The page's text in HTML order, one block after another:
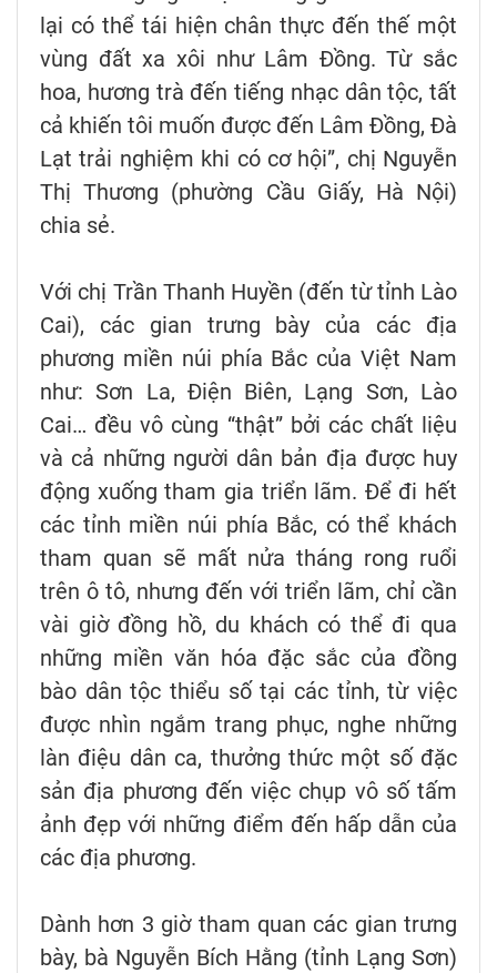
lại có thể tái hiện chân thực đến thế một
vùng đất xa xôi như Lâm Đồng. Từ sắc
hoa, hương trà đến tiếng nhạc dân tộc, tất
cả khiến tôi muốn được đến Lâm Đồng, Đà
Lạt trải nghiệm khi có cơ hội”, chị Nguyễn
Thị Thương (phường Cầu Giấy, Hà Nội)
chia sẻ.
Với chị Trần Thanh Huyền (đến từ tỉnh Lào
Cai), các gian trưng bày của các địa
phương miền núi phía Bắc của Việt Nam
như: Sơn La, Điện Biên, Lạng Sơn, Lào
Cai… đều vô cùng “thật” bởi các chất liệu
và cả những người dân bản địa được huy
động xuống tham gia triển lãm. Để đi hết
các tỉnh miền núi phía Bắc, có thể khách
tham quan sẽ mất nửa tháng rong ruổi
trên ô tô, nhưng đến với triển lãm, chỉ cần
vài giờ đồng hồ, du khách có thể đi qua
những miền văn hóa đặc sắc của đồng
bào dân tộc thiểu số tại các tỉnh, từ việc
được nhìn ngắm trang phục, nghe những
làn điệu dân ca, thưởng thức một số đặc
sản địa phương đến việc chụp vô số tấm
ảnh đẹp với những điểm đến hấp dẫn của
các địa phương.
Dành hơn 3 giờ tham quan các gian trưng
bày, bà Nguyễn Bích Hằng (tỉnh Lạng Sơn)